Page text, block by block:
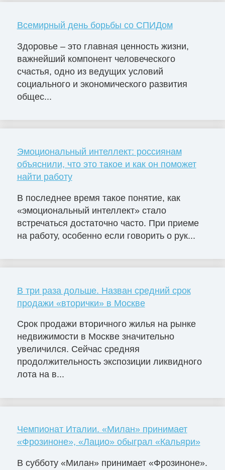
Всемирный день борьбы со СПИДом
Здоровье – это главная ценность жизни,
важнейший компонент человеческого
счастья, одно из ведущих условий
социального и экономического развития
общес...
Эмоциональный интеллект: россиянам
объяснили, что это такое и как он поможет
найти работу
В последнее время такое понятие, как
«эмоциональный интеллект» стало
встречаться достаточно часто. При приеме
на работу, особенно если говорить о рук...
В три раза дольше. Назван средний срок
продажи «вторички» в Москве
Срок продажи вторичного жилья на рынке
недвижимости в Москве значительно
увеличился. Сейчас средняя
продолжительность экспозиции ликвидного
лота на в...
Чемпионат Италии. «Милан» принимает
«Фрозиноне», «Лацио» обыграл «Кальяри»
В субботу «Милан» принимает «Фрозиноне».